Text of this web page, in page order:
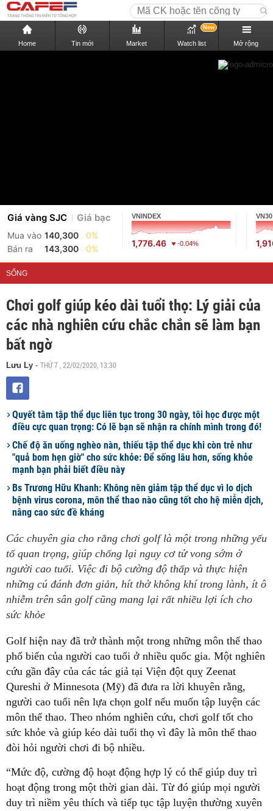
Home Tin mới Market Watch list
New
Mở rộng
Giá vàng SJC Giá bạc
Mua vào 140,300
0%
Bán ra
143,300 0%
VNINDEX
1,776.46 -0.04%
VN30
SỐNG
Chơi golf giúp kéo dài tuổi thọ: Lý giải của
các nhà nghiên cứu chắc chắn sẽ làm bạn
bất ngờ
Lưu Ly - THỨ 7 , 22/02/2020, 13:30
Quyết tâm tập thể dục liên tục trong 30 ngày, tôi học được một
điều cực quan trọng: Có lẽ bạn sẽ nhận ra chính mình trong đó!
Chế độ ăn uống nghèo nàn, thiếu tập thể dục khi còn trẻ như
"quả bom hẹn giờ" cho sức khỏe: Để sống lâu hơn, sống khỏe
mạnh bạn phải biết điều này
Bs Trương Hữu Khanh: Không nên giảm tập thể dục vì lo dịch
bệnh virus corona, môn thể thao nào cũng tốt cho hệ miễn dịch,
nâng cao sức đề kháng
Các chuyên gia cho rằng chơi golf là một trong những yếu
tố quan trọng, giúp chống lại nguy cơ tử vong sớm ở
người cao tuổi. Việc đi bộ cường độ thấp và thực hiện
những cú đánh đơn giản, hít thở không khí trong lành, ít ô
nhiễm trên sân golf cũng mang lại rất nhiều lợi ích cho
sức khỏe
Golf hiện nay đã trở thành một trong những môn thể thao
phổ biến của người cao tuổi ở nhiều quốc gia. Một nghiên
cứu gần đây của các tác giả tại Viện đột quỵ Zeenat
Qureshi ở Minnesota (Mỹ) đã đưa ra lời khuyên rằng,
người cao tuổi nên lựa chọn golf nếu muốn tập luyện các
môn thể thao. Theo nhóm nghiên cứu, chơi golf tốt cho
sức khỏe và giúp kéo dài tuổi thọ vì đây là môn thể thao
đòi hỏi người chơi đi bộ nhiều.
“Mức độ, cường độ hoạt động hợp lý có thể giúp duy trì
hoạt động trong một thời gian dài. Từ đó giúp mọi người
duy trì niềm yêu thích và tiếp tục tập luyện thường xuyên